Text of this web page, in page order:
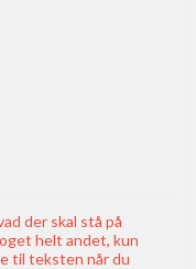
der skal stå på
helt andet, kun
til teksten når du